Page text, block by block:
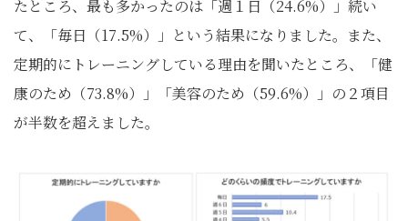
たところ、最も多かったのは「週１日（24.6%）」続い
て、「毎日（17.5%）」という結果になりました。また、
定期的にトレーニングしている理由を聞いたところ、「健
康のため（73.8%）」「美容のため（59.6%）」の２項目
が半数を超えました。